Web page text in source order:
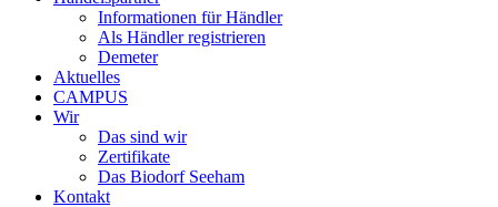
Informationen für Händler
Als Händler registrieren
Demeter
Aktuelles
CAMPUS
Wir
Das sind wir
Zertifikate
Das Biodorf Seeham
Kontakt